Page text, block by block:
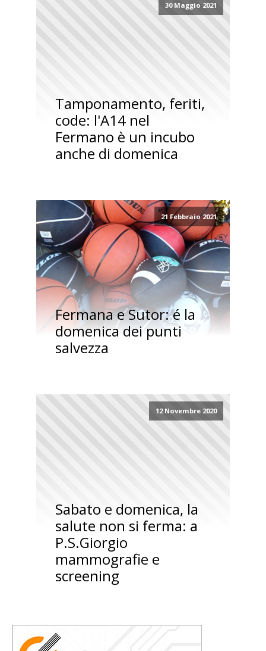
30 Maggio 2021
Tamponamento, feriti,
code: l'A14 nel
Fermano è un incubo
anche di domenica
21 Febbraio 2021
Fermana e Sutor: é la
domenica dei punti
salvezza
12 Novembre 2020
Sabato e domenica, la
salute non si ferma: a
P.S.Giorgio
mammografie e
screening